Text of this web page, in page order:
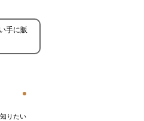
手に販
りたい